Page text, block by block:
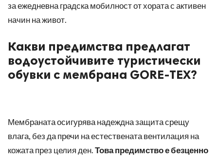
за ежедневна градска мобилност от хората с активен
начин на живот.
Какви предимства предлагат
водоустойчивите туристически
обувки с мембрана GORE-TEX?
Мембраната осигурява надеждна защита срещу
влага, без да пречи на естествената вентилация на
кожата през целия ден.Това предимство е безценно